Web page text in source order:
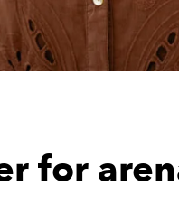
for